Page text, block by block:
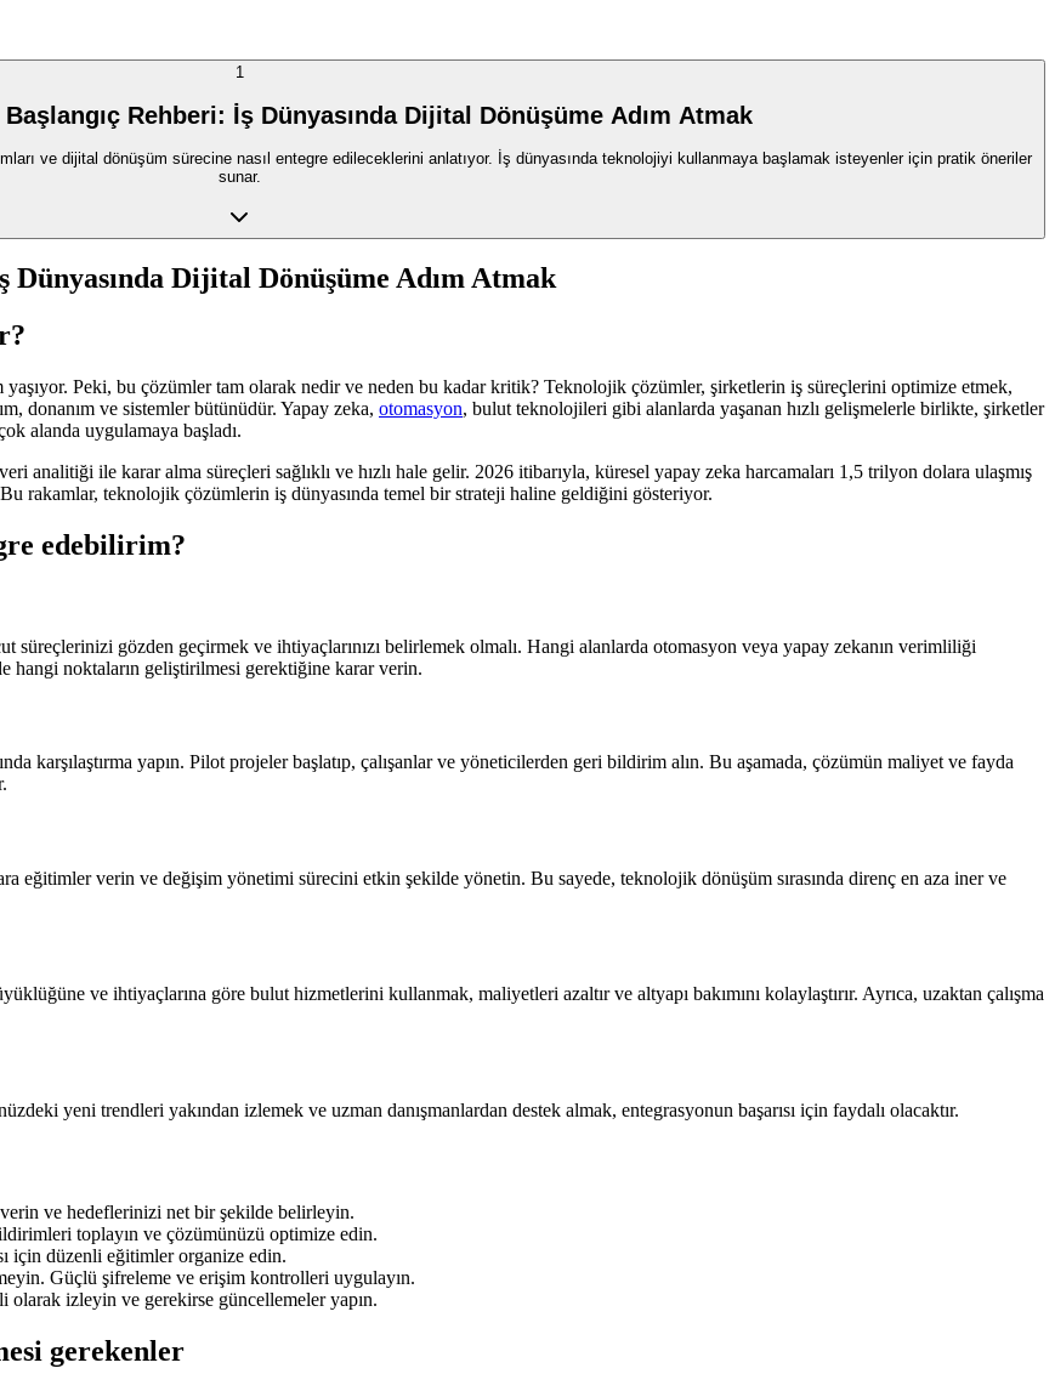
1
Rehberi: İş Dünyasında Dijital Dönüşüme Adım Atmak
ve dijital dönüşüm sürecine nasıl entegre edileceklerini anlatıyor. İş dünyasında teknolojiyi kullanmaya başlamak isteyenler için pratik öneriler
sunar.
Dijital Dönüşüme Adım Atmak
Peki, bu çözümler tam olarak nedir ve neden bu kadar kritik? Teknolojik çözümler, şirketlerin iş süreçlerini optimize etmek,
donanım ve sistemler bütünüdür. Yapay zeka, otomasyon, bulut teknolojileri gibi alanlarda yaşanan hızlı gelişmelerle birlikte, şirketler
alanda uygulamaya başladı.
analitiği ile karar alma süreçleri sağlıklı ve hızlı hale gelir. 2026 itibarıyla, küresel yapay zeka harcamaları 1,5 trilyon dolara ulaşmış
rakamlar, teknolojik çözümlerin iş dünyasında temel bir strateji haline geldiğini gösteriyor.
edebilirim?
gözden geçirmek ve ihtiyaçlarınızı belirlemek olmalı. Hangi alanlarda otomasyon veya yapay zekanın verimliliği
hangi noktaların geliştirilmesi gerektiğine karar verin.
karşılaştırma yapın. Pilot projeler başlatıp, çalışanlar ve yöneticilerden geri bildirim alın. Bu aşamada, çözümün maliyet ve fayda
eğitimler verin ve değişim yönetimi sürecini etkin şekilde yönetin. Bu sayede, teknolojik dönüşüm sırasında direnç en aza iner ve
ve ihtiyaçlarına göre bulut hizmetlerini kullanmak, maliyetleri azaltır ve altyapı bakımını kolaylaştırır. Ayrıca, uzaktan çalışma
yeni trendleri yakından izlemek ve uzman danışmanlardan destek almak, entegrasyonun başarısı için faydalı olacaktır.
ve hedeflerinizi net bir şekilde belirleyin.
toplayın ve çözümünüzü optimize edin.
için düzenli eğitimler organize edin.
Güçlü şifreleme ve erişim kontrolleri uygulayın.
olarak izleyin ve gerekirse güncellemeler yapın.
gerekenler